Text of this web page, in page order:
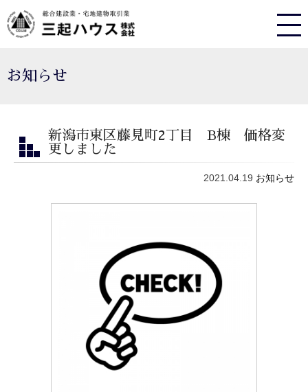
お知らせ
新潟市東区藤見町2丁目 B棟 価格変
更しました
2021.04.19 お知らせ